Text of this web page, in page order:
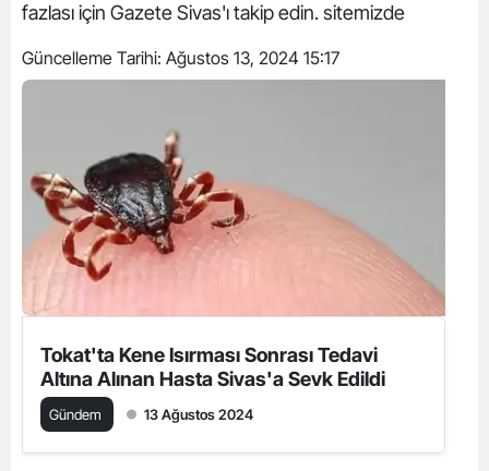
fazlası için Gazete Sivas'ı takip edin. sitemizde
Güncelleme Tarihi: Ağustos 13, 2024 15:17
Tokat'ta Kene Isırması Sonrası Tedavi
Altına Alınan Hasta Sivas'a Sevk Edildi
Gündem 13 Ağustos 2024